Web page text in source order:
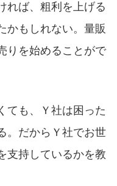
れば、粗利を上げる
かもしれない。量販
りを始めることがで
ても、Ｙ社は困った
。だからＹ社でお世
支持しているかを教